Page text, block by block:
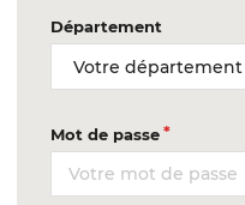
Département
Mot de passe